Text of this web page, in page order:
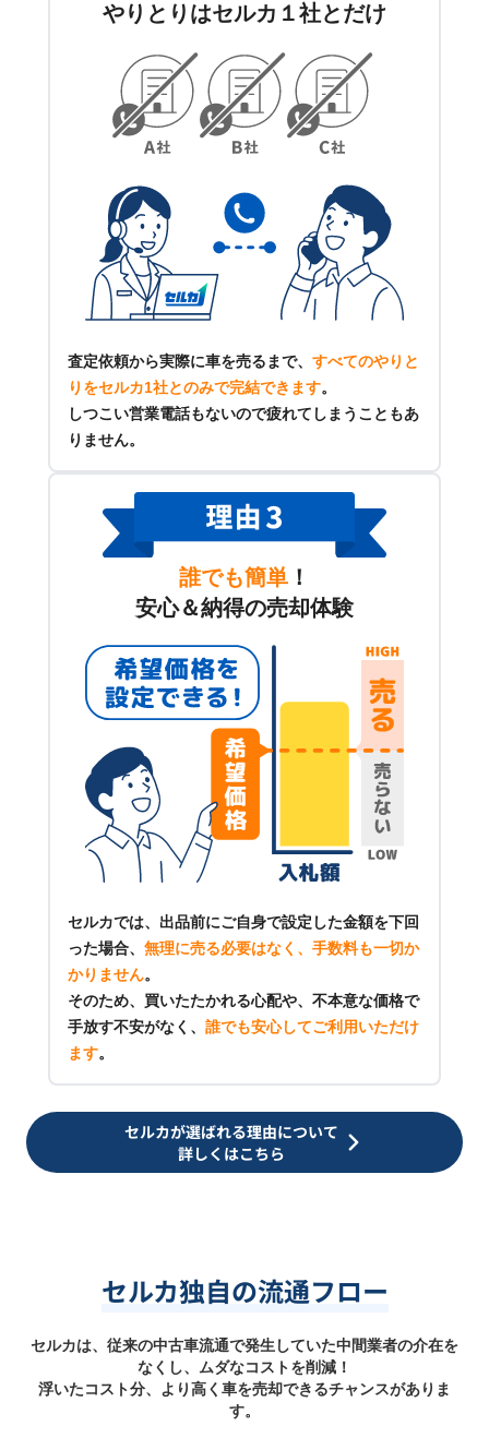
やりとりはセルカ１社とだけ
査定依頼から実際に車を売るまで、 すべてのやりと
りをセルカ1社とのみで完結できます。
しつこい営業電話もないので疲れてしまうこともあ
りません。
誰でも簡単 ！
安心＆納得の売却体験
セルカでは、出品前にご自身で設定した金額を下回
った場合、 無理に売る必要はなく、手数料も一切か
かりません。
そのため、買いたたかれる心配や、不本意な価格で
手放す不安がなく、 誰でも安心してご利用いただけ
ます。
セルカが選ばれる理由について
詳しくはこちら
セルカ独自の流通フロー
セルカは、従来の中古車流通で発生していた中間業者の介在を
なくし、ムダなコストを削減！
浮いたコスト分、より高く車を売却できるチャンスがありま
す。